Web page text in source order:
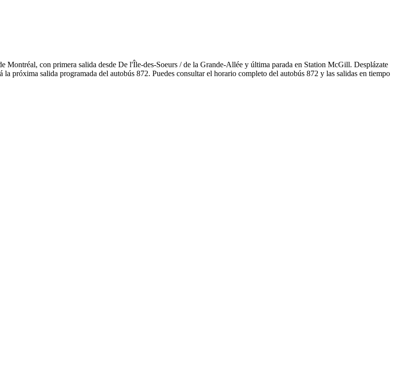
Montréal, con primera salida desde De l'Île-des-Soeurs / de la Grande-Allée y última parada en Station McGill. Desplázate
próxima salida programada del autobús 872. Puedes consultar el horario completo del autobús 872 y las salidas en tiempo